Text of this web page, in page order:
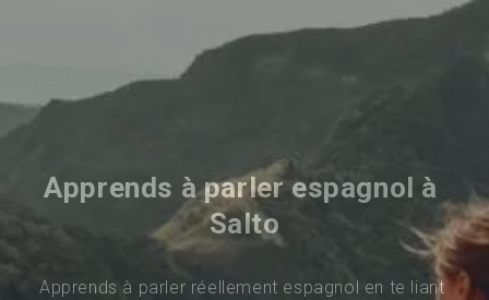
Apprends à parler espagnol à
Salto
Apprends à parler réellement espagnol en te liant